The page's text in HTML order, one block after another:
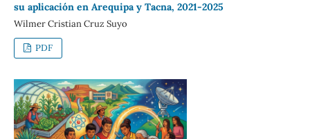
su aplicación en Arequipa y Tacna, 2021-2025
Wilmer Cristian Cruz Suyo
PDF